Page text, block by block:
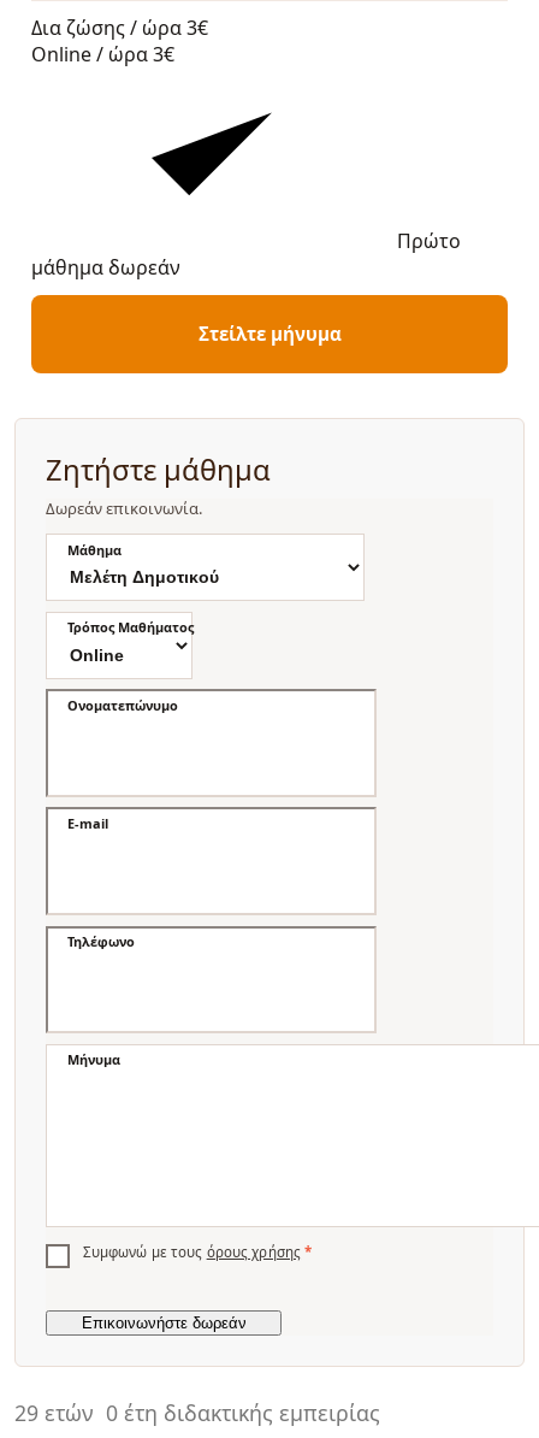
29 ετών 0 έτη διδακτικής εμπειρίας
Δια ζώσης / ώρα 3€
Online / ώρα 3€
Πρώτο
μάθημα δωρεάν
Στείλτε μήνυμα
Ζητήστε μάθημα
Δωρεάν επικοινωνία.
Μάθημα
Τρόπος Μαθήματος
Ονοματεπώνυμο
E-mail
Τηλέφωνο
Μήνυμα
Συμφωνώ με τους όρους χρήσης *